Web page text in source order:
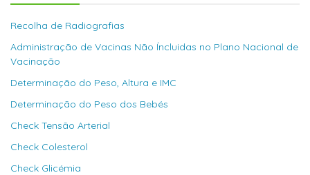
Recolha de Radiografias
Administração de Vacinas Não Íncluidas no Plano Nacional de
Vacinação
Determinação do Peso, Altura e IMC
Determinação do Peso dos Bebés
Check Tensão Arterial
Check Colesterol
Check Glicémia